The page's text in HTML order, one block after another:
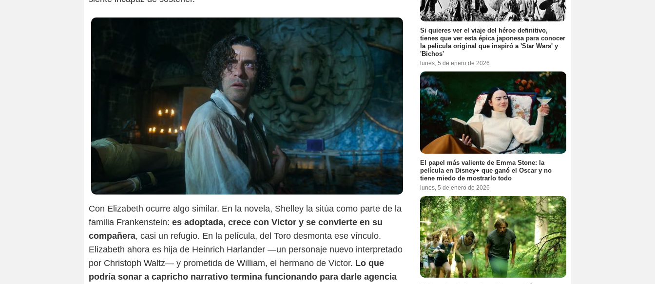
Con Elizabeth ocurre algo similar. En la novela, Shelley la sitúa como parte de la
familia Frankenstein: es adoptada, crece con Victor y se convierte en su
compañera, casi un refugio. En la película, del Toro desmonta ese vínculo.
Elizabeth ahora es hija de Heinrich Harlander —un personaje nuevo interpretado
por Christoph Waltz— y prometida de William, el hermano de Victor. Lo que
podría sonar a capricho narrativo termina funcionando para darle agencia
Si quieres ver el viaje del héroe definitivo,
tienes que ver esta épica japonesa para conocer
la película original que inspiró a 'Star Wars' y
'Bichos'
lunes, 5 de enero de 2026
El papel más valiente de Emma Stone: la
película en Disney+ que ganó el Oscar y no
tiene miedo de mostrarlo todo
lunes, 5 de enero de 2026